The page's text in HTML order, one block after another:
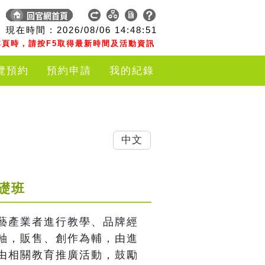
現在時間 : 2026/08/06 14:48:52
時，請按F5取得最新時間及活動資訊
預約 預約申請 我的紀錄
班
產業者進行教學、品牌經
，販售、創作為輔，由進
相關教育推廣活動，鼓勵